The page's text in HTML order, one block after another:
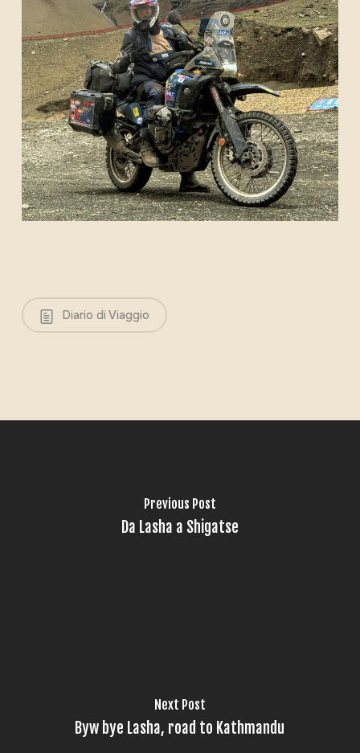
Diario di Viaggio
Previous Post
Da Lasha a Shigatse
Next Post
Byw bye Lasha, road to Kathmandu